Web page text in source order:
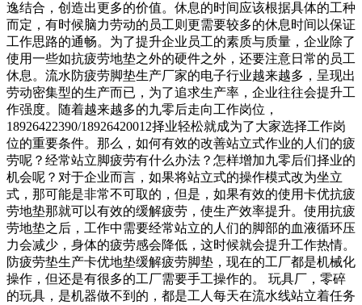
逸结合，创造出更多的价值。休息的时间应该根据具体的工种
而定，有时候脑力劳动的员工则更需要较多的休息时间以保证
工作思路的通畅。为了提升企业员工的素质与质量，企业除了
使用一些如抗疲劳地垫之外的硬件之外，还要注意日常的员工
休息。流水防疲劳脚垫生产厂家的电子行业越来越多，呈现出
劳动密集型的生产而已，为了追求生产率，企业往往会提升工
作强度。随着越来越多的九零后走向工作岗位，
18926422390/18926420012择业轻松就成为了大家选择工作岗
位的重要条件。那么，如何有效的改善站立式作业的人们的疲
劳呢？经常站立脚疲劳有什么办法？怎样增加九零后们择业的
机会呢？对于企业而言，如果将站立式的操作模式改为坐立
式，那可能是非常不可取的，但是，如果有效的使用卡优抗疲
劳地垫那就可以有效的缓解疲劳，使生产效率提升。使用抗疲
劳地垫之后，工作中需要经常站立的人们的脚部的血液循环压
力会减少，身体的疲劳感会降低，这时候就会提升工作热情。
防疲劳垫生产卡优地垫缓解疲劳脚垫，现在的工厂都是机械化
操作，但还是有很多的工厂需要手工操作的。 玩具厂，零碎
的玩具，是机器做不到的，都是工人每天在流水线站立着任务